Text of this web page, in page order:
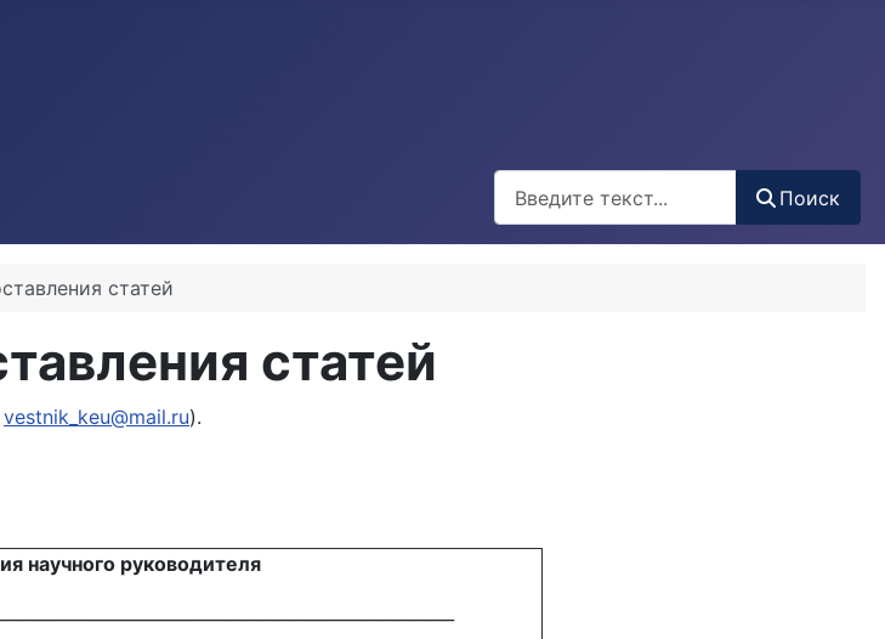
Type 2 or more characters for results.
Поиск
статей
статей
vestnik_keu@mail.ru).
научного руководителя